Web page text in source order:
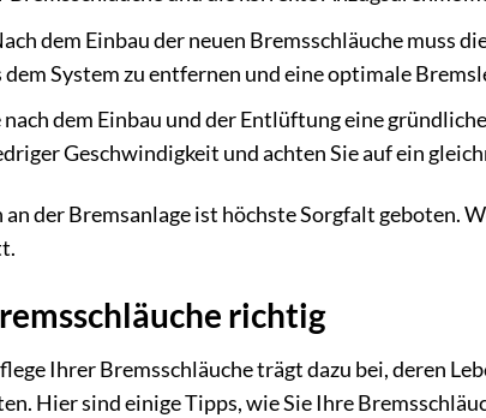
dem Einbau der neuen Bremsschläuche muss
System zu entfernen und eine optimale
nach dem Einbau und der Entlüftung eine
Geschwindigkeit und achten Sie auf ein
der Bremsanlage ist höchste Sorgfalt geboten.
richtig
Ihrer Bremsschläuche trägt dazu bei, deren
Hier sind einige Tipps, wie Sie Ihre